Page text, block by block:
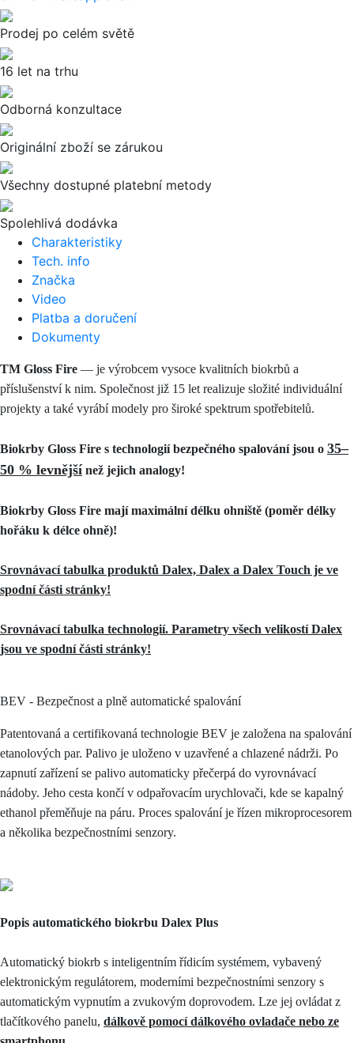
Prodej po celém světě
16 let na trhu
Odborná konzultace
Originální zboží se zárukou
Všechny dostupné platební metody
Spolehlivá dodávka
Charakteristiky
Tech. info
Značka
Video
Platba a doručení
Dokumenty
ТМ Gloss Fire — je výrobcem vysoce kvalitních biokrbů a
příslušenství k nim. Společnost již 15 let realizuje složité individuální
projekty a také vyrábí modely pro široké spektrum spotřebitelů.
Biokrby Gloss Fire s technologií bezpečného spalování jsou o 35–
50 % levnější než jejich analogy!
Biokrby Gloss Fire mají maximální délku ohniště (poměr délky
hořáku k délce ohně)!
Srovnávací tabulka produktů Dalex, Dalex a Dalex Touch je ve
spodní části stránky!
Srovnávací tabulka technologií. Parametry všech velikostí Dalex
jsou ve spodní části stránky!
BEV - Bezpečnost a plně automatické spalování
Patentovaná a certifikovaná technologie BEV je založena na spalování
etanolových par. Palivo je uloženo v uzavřené a chlazené nádrži. Po
zapnutí zařízení se palivo automaticky přečerpá do vyrovnávací
nádoby. Jeho cesta končí v odpařovacím urychlovači, kde se kapalný
ethanol přeměňuje na páru. Proces spalování je řízen mikroprocesorem
a několika bezpečnostními senzory.
Popis automatického biokrbu Dalex Plus
Automatický biokrb s inteligentním řídicím systémem, vybavený
elektronickým regulátorem, moderními bezpečnostními senzory s
automatickým vypnutím a zvukovým doprovodem. Lze jej ovládat z
tlačítkového panelu, dálkově pomocí dálkového ovladače nebo ze